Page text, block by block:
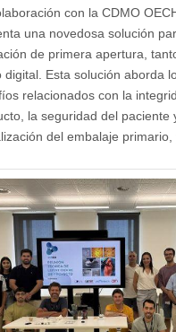
con la CDMO
una novedosa solución
de primera apertura,
digital. Esta solución aborda
relacionados con la
la seguridad del paciente
del embalaje primario,